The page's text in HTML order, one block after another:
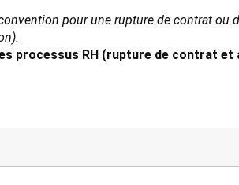
pour une rupture de contrat ou
processus RH (rupture de contrat et